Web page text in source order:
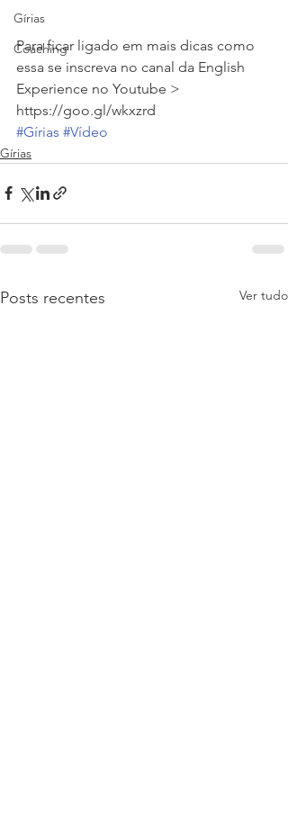
Gírias
Coaching
Para ficar ligado em mais dicas como
essa se inscreva no canal da English
Experience no Youtube >
https://goo.gl/wkxzrd
#Gírias #Vídeo
Gírias
Posts recentes Ver tudo